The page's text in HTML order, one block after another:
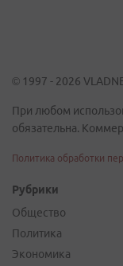
© 1997 - 2026
При любом
обязательна.
Политика обработки
Рубрики
Общество
Политика
Экономика